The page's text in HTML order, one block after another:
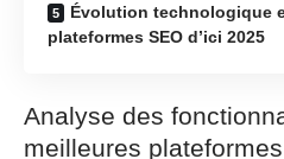
Évolution technologique
plateformes SEO d’ici 2025
Analyse des
meilleures